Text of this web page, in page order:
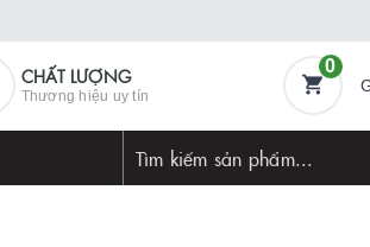
CHẤT LƯỢNG
Thương hiệu uy tín
0